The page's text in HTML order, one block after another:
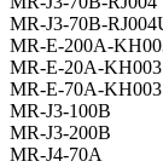
MR-J3-70B-
MR-E-200A-
MR-E-20A-KH003
MR-E-70A-
MR-J3-100B
MR-J3-200B
MR-J4-70A